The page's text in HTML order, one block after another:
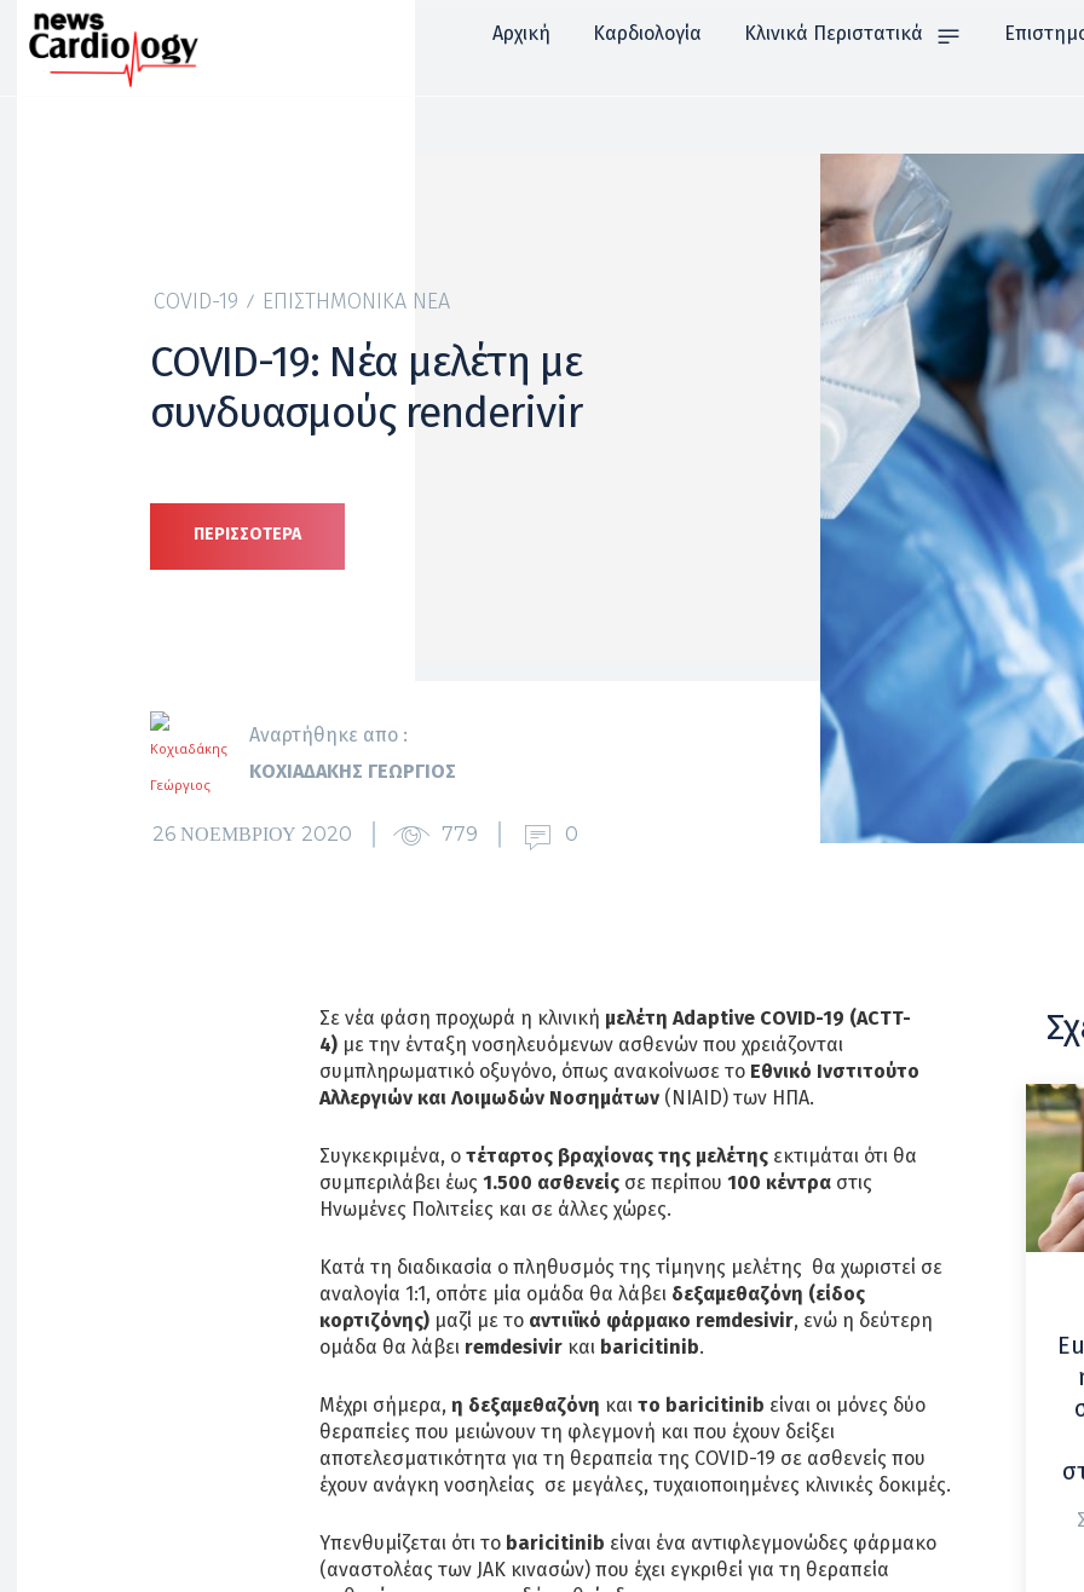
Αρχική Καρδιολογία Κλινικά Περιστατικά
COVID-19 ΕΠΙΣΤΗΜΟΝΙΚΆ ΝΈΑ
COVID-19: Νέα μελέτη με
συνδυασμούς renderivir
ΠΕΡΙΣΣΟΤΕΡΑ
Αναρτήθηκε απο :
ΚΟΧΙΑΔΆΚΗΣ ΓΕΏΡΓΙΟΣ
26 ΝΟΕΜΒΡΊΟΥ 2020 779 0
Σε νέα φάση προχωρά η κλινική μελέτη Adaptive COVID-19 (ACTT-
4) με την ένταξη νοσηλευόμενων ασθενών που χρειάζονται
συμπληρωματικό οξυγόνο, όπως ανακοίνωσε το Εθνικό Ινστιτούτο
Αλλεργιών και Λοιμωδών Νοσημάτων (NIAID) των ΗΠΑ.
Συγκεκριμένα, ο τέταρτος βραχίονας της μελέτης εκτιμάται ότι θα
συμπεριλάβει έως 1.500 ασθενείς σε περίπου 100 κέντρα στις
Ηνωμένες Πολιτείες και σε άλλες χώρες.
Κατά τη διαδικασία ο πληθυσμός της τίμηνης μελέτης θα χωριστεί σε
αναλογία 1:1, οπότε μία ομάδα θα λάβει δεξαμεθαζόνη (είδος
κορτιζόνης) μαζί με το αντιιϊκό φάρμακο remdesivir, ενώ η δεύτερη
ομάδα θα λάβει remdesivir και baricitinib.
Μέχρι σήμερα, η δεξαμεθαζόνη και το baricitinib είναι οι μόνες δύο
θεραπείες που μειώνουν τη φλεγμονή και που έχουν δείξει
αποτελεσματικότητα για τη θεραπεία της COVID-19 σε ασθενείς που
έχουν ανάγκη νοσηλείας σε μεγάλες, τυχαιοποιημένες κλινικές δοκιμές.
Υπενθυμίζεται ότι το baricitinib είναι ένα αντιφλεγμονώδες φάρμακο
(αναστολέας των JAK κινασών) που έχει εγκριθεί για τη θεραπεία